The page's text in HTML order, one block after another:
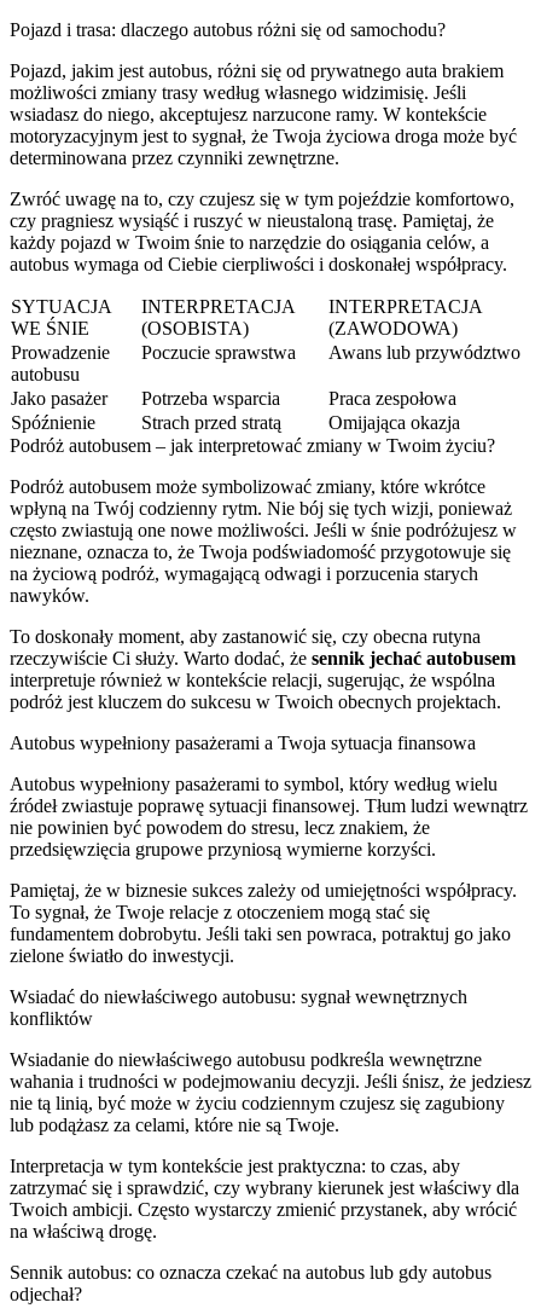
Pojazd i trasa: dlaczego autobus różni się od samochodu?
Pojazd, jakim jest autobus, różni się od prywatnego auta brakiem
możliwości zmiany trasy według własnego widzimisię. Jeśli
wsiadasz do niego, akceptujesz narzucone ramy. W kontekście
motoryzacyjnym jest to sygnał, że Twoja życiowa droga może być
determinowana przez czynniki zewnętrzne.
Zwróć uwagę na to, czy czujesz się w tym pojeździe komfortowo,
czy pragniesz wysiąść i ruszyć w nieustaloną trasę. Pamiętaj, że
każdy pojazd w Twoim śnie to narzędzie do osiągania celów, a
autobus wymaga od Ciebie cierpliwości i doskonałej współpracy.
SYTUACJA
WE ŚNIE
INTERPRETACJA
(OSOBISTA)
INTERPRETACJA
(ZAWODOWA)
Prowadzenie
autobusu
Poczucie sprawstwa Awans lub przywództwo
Jako pasażer Potrzeba wsparcia
Praca zespołowa
Spóźnienie
Strach przed stratą
Omijająca okazja
Podróż autobusem – jak interpretować zmiany w Twoim życiu?
Podróż autobusem może symbolizować zmiany, które wkrótce
wpłyną na Twój codzienny rytm. Nie bój się tych wizji, ponieważ
często zwiastują one nowe możliwości. Jeśli w śnie podróżujesz w
nieznane, oznacza to, że Twoja podświadomość przygotowuje się
na życiową podróż, wymagającą odwagi i porzucenia starych
nawyków.
To doskonały moment, aby zastanowić się, czy obecna rutyna
rzeczywiście Ci służy. Warto dodać, że sennik jechać autobusem
interpretuje również w kontekście relacji, sugerując, że wspólna
podróż jest kluczem do sukcesu w Twoich obecnych projektach.
Autobus wypełniony pasażerami a Twoja sytuacja finansowa
Autobus wypełniony pasażerami to symbol, który według wielu
źródeł zwiastuje poprawę sytuacji finansowej. Tłum ludzi wewnątrz
nie powinien być powodem do stresu, lecz znakiem, że
przedsięwzięcia grupowe przyniosą wymierne korzyści.
Pamiętaj, że w biznesie sukces zależy od umiejętności współpracy.
To sygnał, że Twoje relacje z otoczeniem mogą stać się
fundamentem dobrobytu. Jeśli taki sen powraca, potraktuj go jako
zielone światło do inwestycji.
Wsiadać do niewłaściwego autobusu: sygnał wewnętrznych
konfliktów
Wsiadanie do niewłaściwego autobusu podkreśla wewnętrzne
wahania i trudności w podejmowaniu decyzji. Jeśli śnisz, że jedziesz
nie tą linią, być może w życiu codziennym czujesz się zagubiony
lub podążasz za celami, które nie są Twoje.
Interpretacja w tym kontekście jest praktyczna: to czas, aby
zatrzymać się i sprawdzić, czy wybrany kierunek jest właściwy dla
Twoich ambicji. Często wystarczy zmienić przystanek, aby wrócić
na właściwą drogę.
Sennik autobus: co oznacza czekać na autobus lub gdy autobus
odjechał?